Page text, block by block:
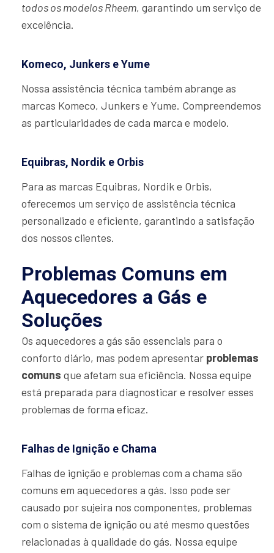
todos os modelos Rheem, garantindo um serviço de
excelência.
Komeco, Junkers e Yume
Nossa assistência técnica também abrange as
marcas Komeco, Junkers e Yume. Compreendemos
as particularidades de cada marca e modelo.
Equibras, Nordik e Orbis
Para as marcas Equibras, Nordik e Orbis,
oferecemos um serviço de assistência técnica
personalizado e eficiente, garantindo a satisfação
dos nossos clientes.
Problemas Comuns em
Aquecedores a Gás e
Soluções
Os aquecedores a gás são essenciais para o
conforto diário, mas podem apresentar problemas
comuns que afetam sua eficiência. Nossa equipe
está preparada para diagnosticar e resolver esses
problemas de forma eficaz.
Falhas de Ignição e Chama
Falhas de ignição e problemas com a chama são
comuns em aquecedores a gás. Isso pode ser
causado por sujeira nos componentes, problemas
com o sistema de ignição ou até mesmo questões
relacionadas à qualidade do gás. Nossa equipe